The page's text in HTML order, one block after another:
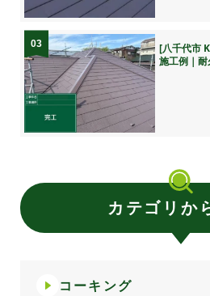
03
[八千代市
施工例｜
カテゴリか
コーキング